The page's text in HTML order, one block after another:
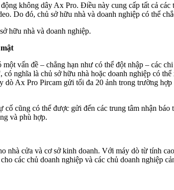
không dây Ax Pro. Điều này cung cấp tất cả
Do đó, chủ sở hữu nhà và doanh nghiệp có thể
hữu nhà và doanh nghiệp.
vấn đề – chẳng hạn như có thể đột nhập – các
nghĩa là chủ sở hữu nhà hoặc doanh nghiệp có
Ax Pro Pircam gửi tối đa 20 ảnh trong trường
cũng có thể được gửi đến các trung tâm nhận
và phù hợp.
nhà cửa và cơ sở kinh doanh. Với máy dò từ tính
các chủ doanh nghiệp và các chủ doanh nghiệp